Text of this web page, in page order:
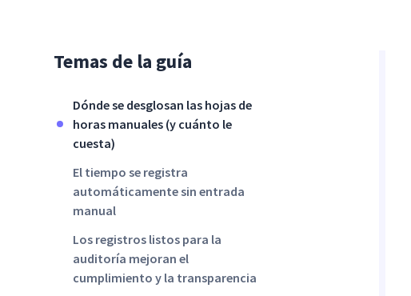
Temas de la guía
Dónde se desglosan las hojas de
horas manuales (y cuánto le
cuesta)
El tiempo se registra
automáticamente sin entrada
manual
Los registros listos para la
auditoría mejoran el
cumplimiento y la transparencia